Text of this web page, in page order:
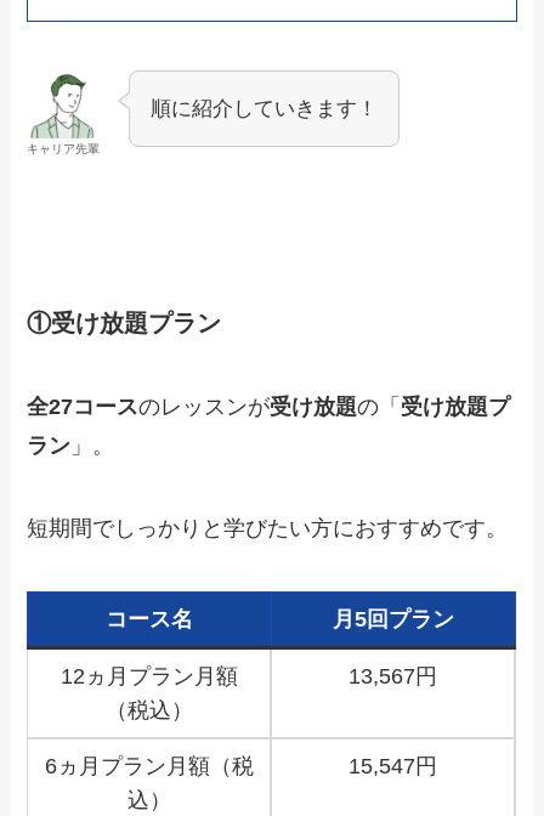
キャリア先輩
順に紹介していきます！
①受け放題プラン
全27コースのレッスンが受け放題の「 受け放題プ
ラン 」。
短期間でしっかりと学びたい方におすすめです。
コース名 月5回プラン
12ヵ月プラン月額
（税込）
13,567円
6ヵ月プラン月額（税
込）
15,547円